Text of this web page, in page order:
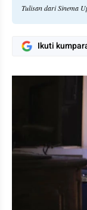
Tulisan dari Sinema
Ikuti